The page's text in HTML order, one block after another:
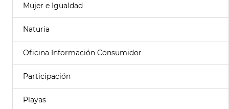
Mujer e Igualdad
Naturia
Oficina Información Consumidor
Participación
Playas